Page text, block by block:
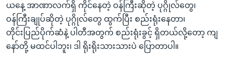
ယနေ့ အာဏာလက်ရှိ ကိုင်နေတဲ့ ဝန်ကြီးဆိုတဲ့ ပုဂ္ဂိုလ်တွေ၊
ဝန်ကြီးချုပ်ဆိုတဲ့ ပုဂ္ဂိုလ်တွေ ထွက်ပြီး စည်းရုံးနေတာ၊
တိုင်းပြည်ပိုက်ဆံနဲ့ ပါတီအတွက် စည်းရုံးခွင့် ရှိတယ်လို့တော့ ကျ
နော်တို့ မထင်ပါဘူး၊ ဒါ ရိုးရိုးသားသားပဲ ပြောတာပါ။